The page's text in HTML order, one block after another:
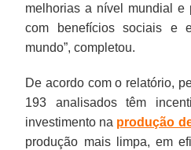
melhorias a nível mundial e
com benefícios sociais e
mundo”, completou.
De acordo com o relatório,
193 analisados têm
investimento na produção
produção mais limpa, em